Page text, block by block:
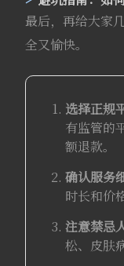
最后，再给大家
全又愉快。
选择正规
有监管的
额退款。
确认服务
时长和价
注意禁忌
松、皮肤